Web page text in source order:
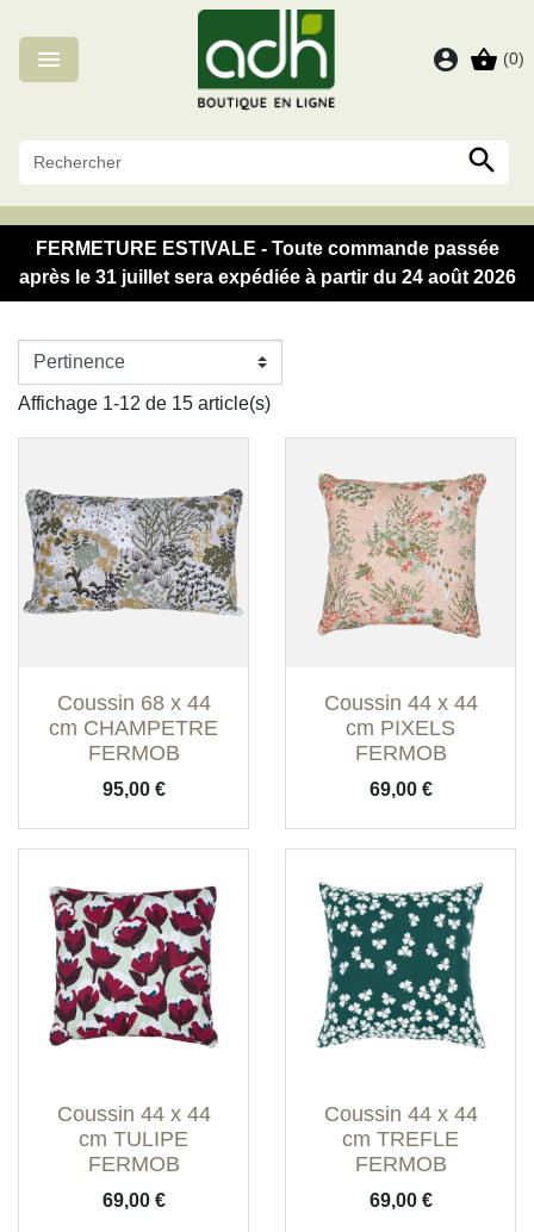
 account_circle shopping_basket (0)

FERMETURE ESTIVALE - Toute commande passée
après le 31 juillet sera expédiée à partir du 24 août 2026
Affichage 1-12 de 15 article(s)
Coussin 68 x 44
cm CHAMPETRE
FERMOB
Prix
95,00 €
Coussin 44 x 44
cm PIXELS
FERMOB
Prix
69,00 €
Coussin 44 x 44
cm TULIPE
FERMOB
Prix
69,00 €
Coussin 44 x 44
cm TREFLE
FERMOB
Prix
69,00 €
Panneau de gestion des cookies